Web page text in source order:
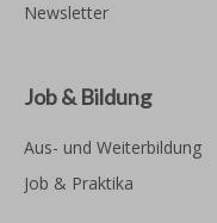
Newsletter
Job & Bildung
Aus- und Weiterbildung
Job & Praktika